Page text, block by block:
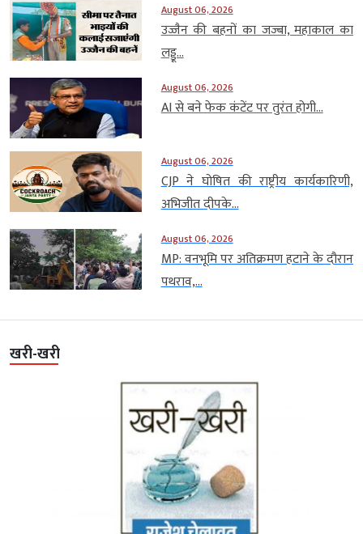
August 06, 2026
उज्जैन की बहनों का जज्बा, महाकाल का
लड्डू...
August 06, 2026
AI से बने फेक कंटेंट पर तुरंत होगी...
August 06, 2026
CJP ने घोषित की राष्ट्रीय कार्यकारिणी,
अभिजीत दीपके...
August 06, 2026
MP: वनभूमि पर अतिक्रमण हटाने के दौरान
पथराव,...
खरी-खरी